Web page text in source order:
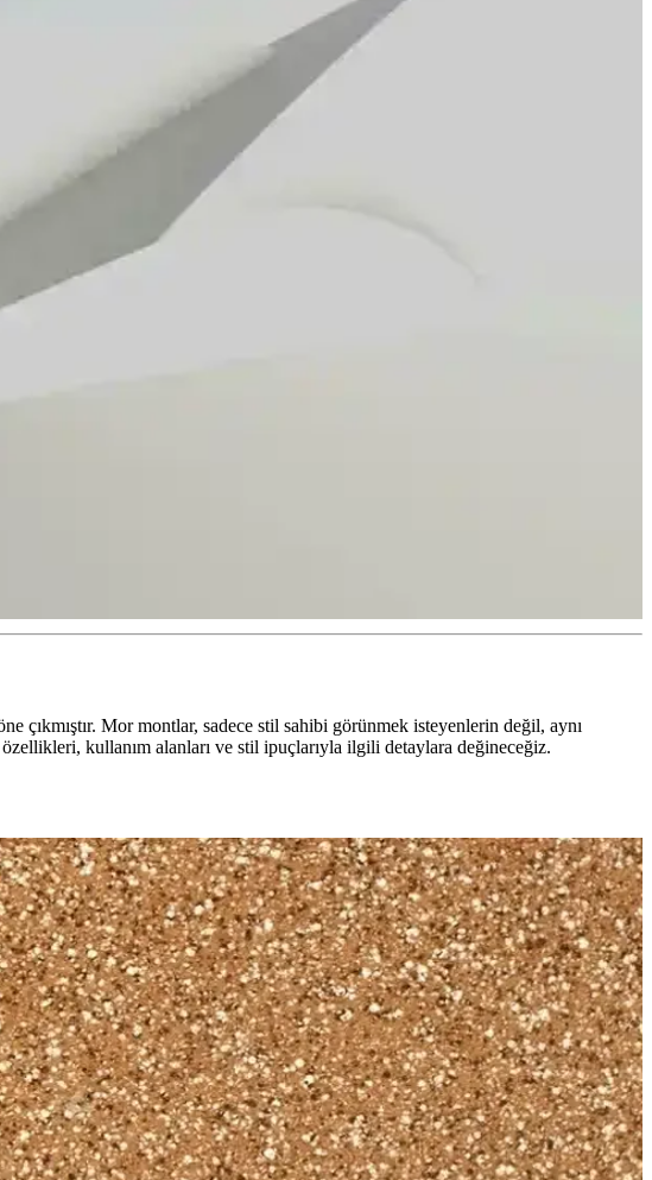
çıkmıştır. Mor montlar, sadece stil sahibi görünmek isteyenlerin değil, aynı
kullanım alanları ve stil ipuçlarıyla ilgili detaylara değineceğiz.
tamamlayabilirsiniz.
Her tarza uyum sağlayan bu ürün, uzun ömürlü ve rahat kullanım sağlar.
koşullarına uygun koruma sağlar.